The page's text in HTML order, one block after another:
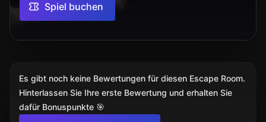
Spiel buchen
Es gibt noch keine Bewertungen für diesen Escape Room.
Hinterlassen Sie Ihre erste Bewertung und erhalten Sie
dafür Bonuspunkte 🎯